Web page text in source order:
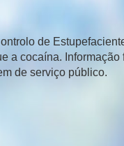
de
a cocaína. Informação
de serviço público.